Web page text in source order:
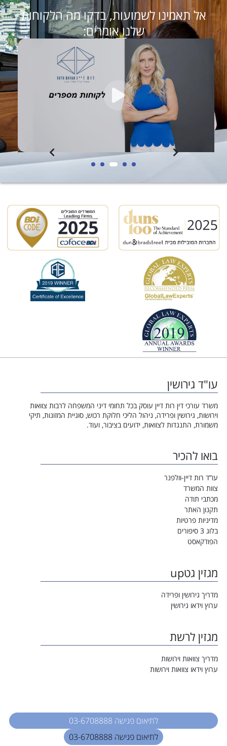
אל תאמינו לשמועות, בדקו מה הלקוחות
שלנו אומרים:
עו"ד גירושין
משרד עורכי דין רות דיין עוסק בכל תחומי דיני המשפחה לרבות צוואות
וירושות, גירושין ופרידה, ניהול הליכי חלוקת רכוש, סוגיית המזונות, תיקי
משמורת, התנגדות לצוואות, ידועים בציבור, ועוד.
בואו להכיר
עו”ד רות דיין-וולפנר
צוות המשרד
מכתבי תודה
תקנון האתר
מדיניות פרטיות
בלוג 3 סיפורים
הפודקאסט
מגזין גטup
מדריך גירושין ופרידה
ערוץ וידאו גירושין
מגזין לרשת
מדריך צוואות וירושות
ערוץ וידאו צוואות וירושות
לתיאום פגישה 03-6708888
לתיאום פגישה 03-6708888